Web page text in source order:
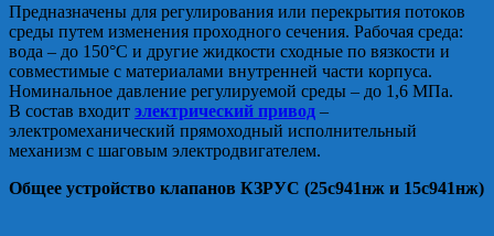
Предназначены для регулирования или перекрытия потоков
среды путем изменения проходного сечения. Рабочая среда:
вода – до 150°С и другие жидкости сходные по вязкости и
совместимые с материалами внутренней части корпуса.
Номинальное давление регулируемой среды – до 1,6 МПа.
В состав входит электрический привод –
электромеханический прямоходный исполнительный
механизм с шаговым электродвигателем.
Общее устройство клапанов КЗРУС (25с941нж и 15с941нж)